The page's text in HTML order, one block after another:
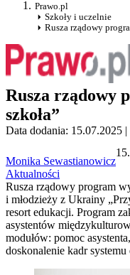
Prawo.pl
Szkoły i uczelnie
Rusza rządowy
Rusza rządowy
szkoła”
Data dodania: 15.07.2025 |
Monika Sewastianowicz
Aktualności
Rusza rządowy program
i młodzieży z Ukrainy
resort edukacji. Program
asystentów
modułów: pomoc
doskonalenie kadr systemu